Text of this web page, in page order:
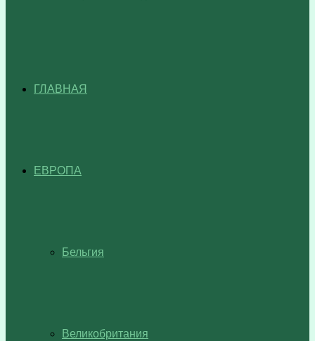
ГЛАВНАЯ
ЕВРОПА
Бельгия
Великобритания